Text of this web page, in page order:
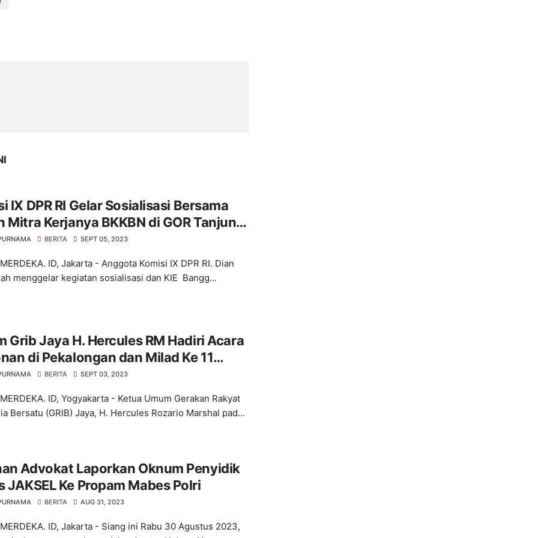
IX DPR RI Gelar Sosialisasi Bersama
Mitra Kerjanya BKKBN di GOR Tanjung
Jakarta Barat
BERITA SEPT 05, 2023
ID, Jakarta - Anggota Komisi IX DPR RI. Dian
menggelar kegiatan sosialisasi dan KIE Bangg...
Grib Jaya H. Hercules RM Hadiri Acara
di Pekalongan dan Milad Ke 11
Ora Aji di DI Yogyakarta
BERITA SEPT 03, 2023
ID, Yogyakarta - Ketua Umum Gerakan Rakyat
Bersatu (GRIB) Jaya, H. Hercules Rozario Marshal pad...
Advokat Laporkan Oknum Penyidik
JAKSEL Ke Propam Mabes Polri
BERITA AUG 31, 2023
ID, Jakarta - Siang ini Rabu 30 Agustus 2023,